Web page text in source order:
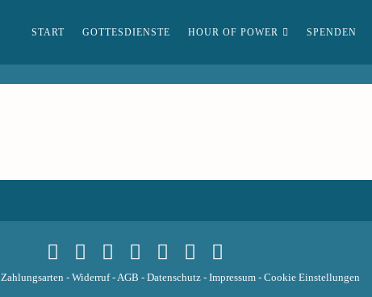
START GOTTESDIENSTE HOUR OF POWER SPENDEN
Zahlungsarten - Widerruf-AGB - Datenschutz- Impressum- Cookie Einstellungen